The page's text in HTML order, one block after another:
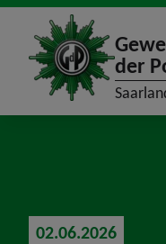
site_logo
der
02.06.2026